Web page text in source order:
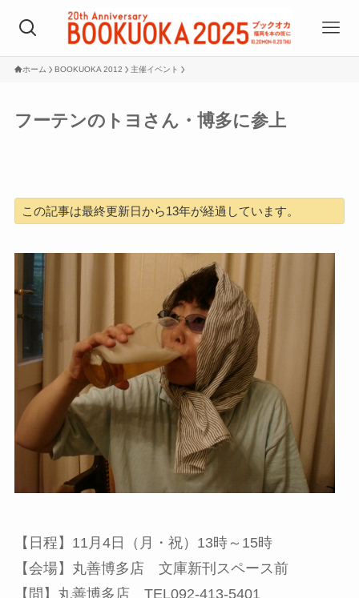
ホーム BOOKUOKA 2012 主催イベント
フーテンのトヨさん・博多に参上
この記事は最終更新日から13年が経過しています。
【日程】11月4日（月・祝）13時～15時
【会場】丸善博多店 文庫新刊スペース前
【問】丸善博多店 TEL092-413-5401